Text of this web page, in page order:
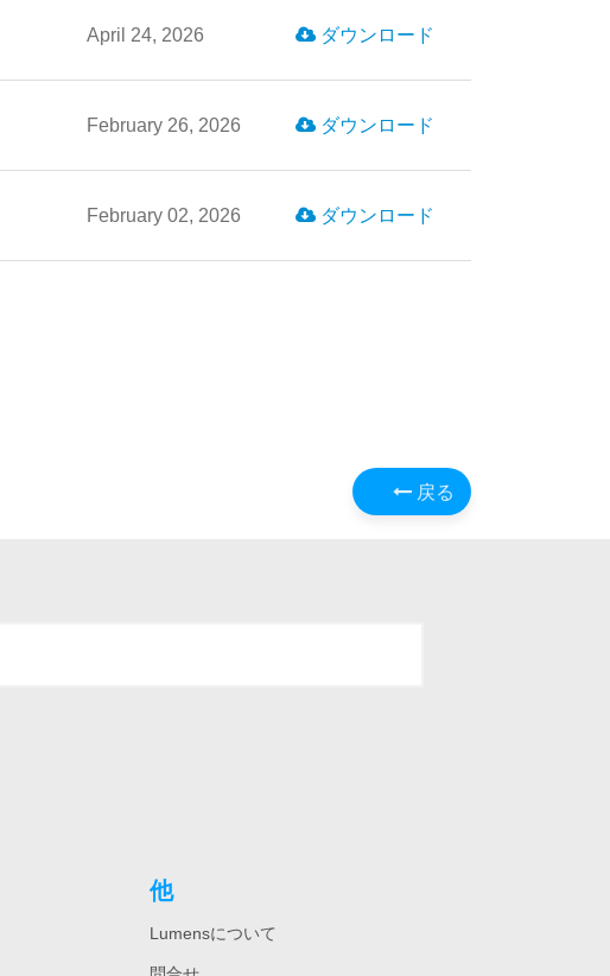
April 24, 2026 ダウンロード
February 26, 2026 ダウンロード
February 02, 2026 ダウンロード
戻る
他
Lumensについて